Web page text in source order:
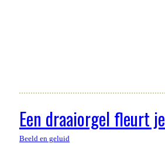
Een draaiorgel fleurt
Beeld en geluid